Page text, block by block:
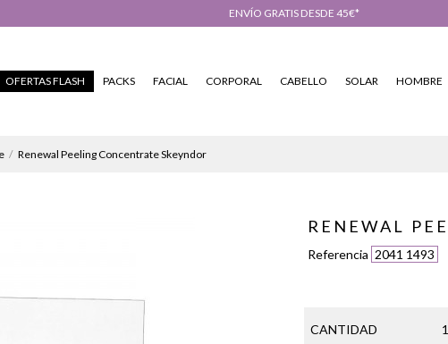
ENVÍO GRATIS DESDE 45€*
OFERTAS FLASH PACKS FACIAL CORPORAL CABELLO SOLAR HOMBRE
Renewal Peeling Concentrate Skeyndor
RENEWAL
Referencia 2041 1493
CANTIDAD